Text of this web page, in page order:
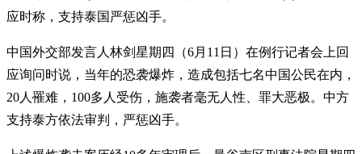
应时称，支持泰国严惩凶手。
中国外交部发言人林剑星期四（6月11日）在例行记者会上回
应询问时说，当年的恐袭爆炸，造成包括七名中国公民在内，
20人罹难，100多人受伤，施袭者毫无人性、罪大恶极。中方
支持泰方依法审判，严惩凶手。